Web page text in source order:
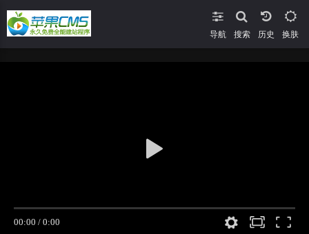
导航 搜索 换肤